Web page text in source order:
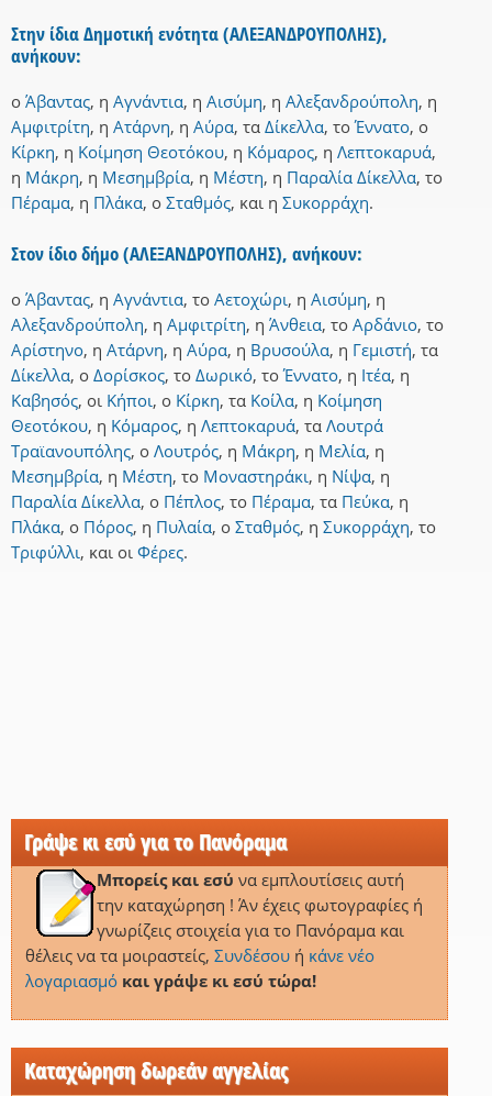
Στην ίδια Δημοτική ενότητα (ΑΛΕΞΑΝΔΡΟΥΠΟΛΗΣ),
ανήκουν:
ο Άβαντας, η Αγνάντια, η Αισύμη, η Αλεξανδρούπολη, η
Αμφιτρίτη, η Ατάρνη, η Αύρα, τα Δίκελλα, το Έννατο, ο
Κίρκη, η Κοίμηση Θεοτόκου, η Κόμαρος, η Λεπτοκαρυά,
η Μάκρη, η Μεσημβρία, η Μέστη, η Παραλία Δίκελλα, το
Πέραμα, η Πλάκα, ο Σταθμός, και η Συκορράχη.
Στον ίδιο δήμο (ΑΛΕΞΑΝΔΡΟΥΠΟΛΗΣ), ανήκουν:
ο Άβαντας, η Αγνάντια, το Αετοχώρι, η Αισύμη, η
Αλεξανδρούπολη, η Αμφιτρίτη, η Άνθεια, το Αρδάνιο, το
Αρίστηνο, η Ατάρνη, η Αύρα, η Βρυσούλα, η Γεμιστή, τα
Δίκελλα, ο Δορίσκος, το Δωρικό, το Έννατο, η Ιτέα, η
Καβησός, οι Κήποι, ο Κίρκη, τα Κοίλα, η Κοίμηση
Θεοτόκου, η Κόμαρος, η Λεπτοκαρυά, τα Λουτρά
Τραϊανουπόλης, ο Λουτρός, η Μάκρη, η Μελία, η
Μεσημβρία, η Μέστη, το Μοναστηράκι, η Νίψα, η
Παραλία Δίκελλα, ο Πέπλος, το Πέραμα, τα Πεύκα, η
Πλάκα, ο Πόρος, η Πυλαία, ο Σταθμός, η Συκορράχη, το
Τριφύλλι, και οι Φέρες.
Γράψε κι εσύ για το Πανόραμα
Μπορείς και εσύ να εμπλουτίσεις αυτή
την καταχώρηση ! Άν έχεις φωτογραφίες ή
γνωρίζεις στοιχεία για το Πανόραμα και
θέλεις να τα μοιραστείς, Συνδέσουή κάνε νέο
λογαριασμό και γράψε κι εσύ τώρα!
Καταχώρηση δωρεάν αγγελίας